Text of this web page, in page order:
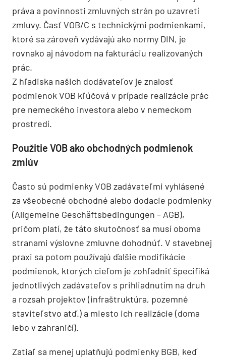
práva a povinnosti zmluvných strán po uzavretí
zmluvy. Časť VOB/C s technickými podmienkami,
ktoré sa zároveň vydávajú ako normy DIN, je
rovnako aj návodom na fakturáciu realizovaných
prác.
Z hľadiska našich dodávateľov je znalosť
podmienok VOB kľúčová v prípade realizácie prác
pre nemeckého investora alebo v nemeckom
prostredí.
Použitie VOB ako obchodných podmienok
zmlúv
Často sú podmienky VOB zadávateľmi vyhlásené
za všeobecné obchodné alebo dodacie podmienky
(Allgemeine Geschäftsbedingungen – AGB),
pričom platí, že táto skutočnosť sa musí oboma
stranami výslovne zmluvne dohodnúť. V stavebnej
praxi sa potom používajú ďalšie modifikácie
podmienok, ktorých cieľom je zohľadniť špecifiká
jednotlivých zadávateľov s prihliadnutím na druh
a rozsah projektov (infraštruktúra, pozemné
staviteľstvo atď.) a miesto ich realizácie (doma
lebo v zahraničí).
Zatiaľ sa menej uplatňujú podmienky BGB, keď